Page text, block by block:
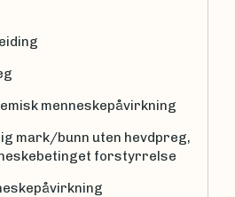
menneskepåvirkning
mark/bunn uten hevdpreg,
forstyrrelse